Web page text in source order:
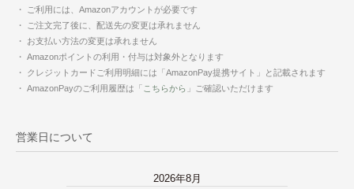
・ ご利用には、Amazonアカウントが必要です
・ ご注文完了後に、配送先の変更は承れません
・ お支払い方法の変更は承れません
・ Amazonポイントの利用・付与は対象外となります
・ クレジットカードご利用明細には「AmazonPay提携サイト」と記載されます
・ AmazonPayのご利用履歴は「 こちらから 」ご確認いただけます
営業日について
2026年8月